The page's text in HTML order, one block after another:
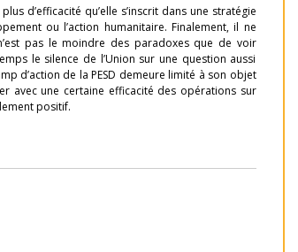
d’efficacité qu’elle s’inscrit dans une stratégie
ou l’action humanitaire. Finalement, il ne
pas le moindre des paradoxes que de voir
le silence de l’Union sur une question aussi
d’action de la PESD demeure limité à son objet
avec une certaine efficacité des opérations sur
positif.